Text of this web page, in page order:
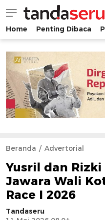
tandaseru.com |
tandaseru.com
Home Penting Dibaca
Beranda Advertorial
Yusril dan Rizki
Jawara Wali
Race I 2026
Tandaseru